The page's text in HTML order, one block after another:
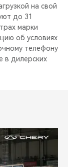
на свой
до 31
марки
об условиях
телефону
в дилерских